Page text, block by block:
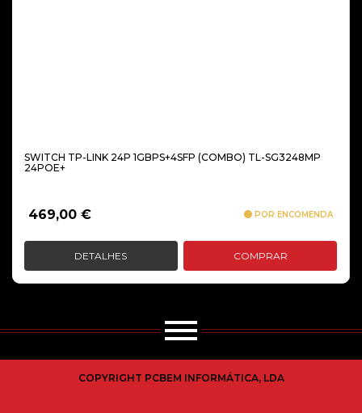
SWITCH TP-LINK 24P 1GBPS+4SFP (COMBO) TL-SG3248MP
24POE+
469,00 € POR ENCOMENDA
DETALHES COMPRAR
COPYRIGHT PCBEM INFORMÁTICA, LDA